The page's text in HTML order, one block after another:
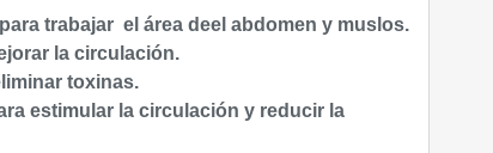
trabajar el área deel abdomen y muslos.
la circulación.
toxinas.
estimular la circulación y reducir la